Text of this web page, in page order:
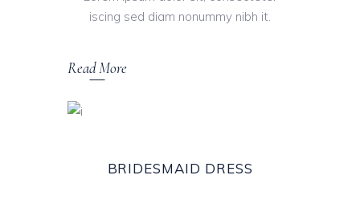
iscing sed diam nonummy nibh it.
Read More
BRIDESMAID DRESS